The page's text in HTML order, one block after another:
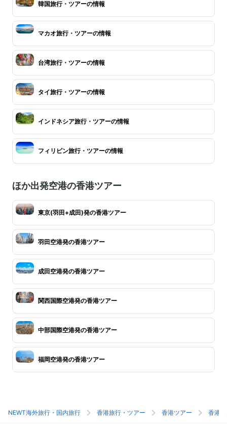
韓国旅行・ツアーの情報
マカオ旅行・ツアーの情報
台湾旅行・ツアーの情報
タイ旅行・ツアーの情報
インドネシア旅行・ツアーの情報
フィリピン旅行・ツアーの情報
ほか出発空港の香港ツアー
東京(羽田+成田)発の香港ツアー
羽田空港発の香港ツアー
成田空港発の香港ツアー
関西国際空港発の香港ツアー
中部国際空港発の香港ツアー
福岡空港発の香港ツアー
NEWT海外旅行・国内旅行 香港旅行・ツアー 香港ツアー 香港